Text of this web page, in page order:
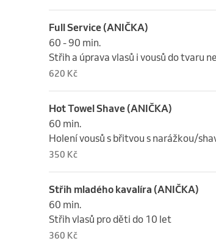
Full Service (ANIČKA)
60 - 90 min.
Střih a úprava vlasů i vousů do tvaru
620 Kč
Hot Towel Shave (ANIČKA)
60 min.
Holení vousů s břitvou s narážkou/
350 Kč
Střih mladého kavalíra (ANIČKA)
60 min.
Střih vlasů pro děti do 10 let
360 Kč